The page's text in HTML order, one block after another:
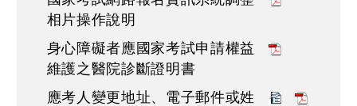
相片操作說明
身心障礙者應國家考試申請權益
維護之醫院診斷證明書
應考人變更地址、電子郵件或姓